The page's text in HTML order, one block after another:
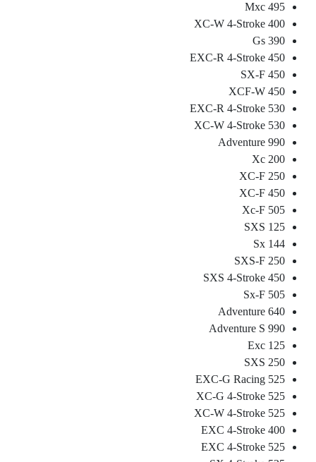
495 Mxc
400 XC-W 4-Stroke
390 Gs
450 EXC-R 4-Stroke
450 SX-F
450 XCF-W
530 EXC-R 4-Stroke
530 XC-W 4-Stroke
990 Adventure
200 Xc
250 XC-F
450 XC-F
505 Xc-F
125 SXS
144 Sx
250 SXS-F
450 SXS 4-Stroke
505 Sx-F
640 Adventure
990 Adventure S
125 Exc
250 SXS
525 EXC-G Racing
525 XC-G 4-Stroke
525 XC-W 4-Stroke
400 EXC 4-Stroke
525 EXC 4-Stroke